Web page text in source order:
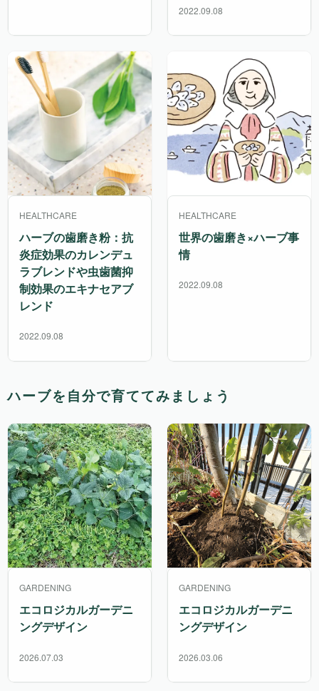
2022.09.08
HEALTHCARE
ハーブの歯磨き粉：抗
炎症効果のカレンデュ
ラブレンドや虫歯菌抑
制効果のエキナセアブ
レンド
2022.09.08
HEALTHCARE
世界の歯磨き×ハーブ事
情
2022.09.08
ハーブを自分で育ててみましょう
GARDENING
エコロジカルガーデニ
ングデザイン
2026.07.03
GARDENING
エコロジカルガーデニ
ングデザイン
2026.03.06